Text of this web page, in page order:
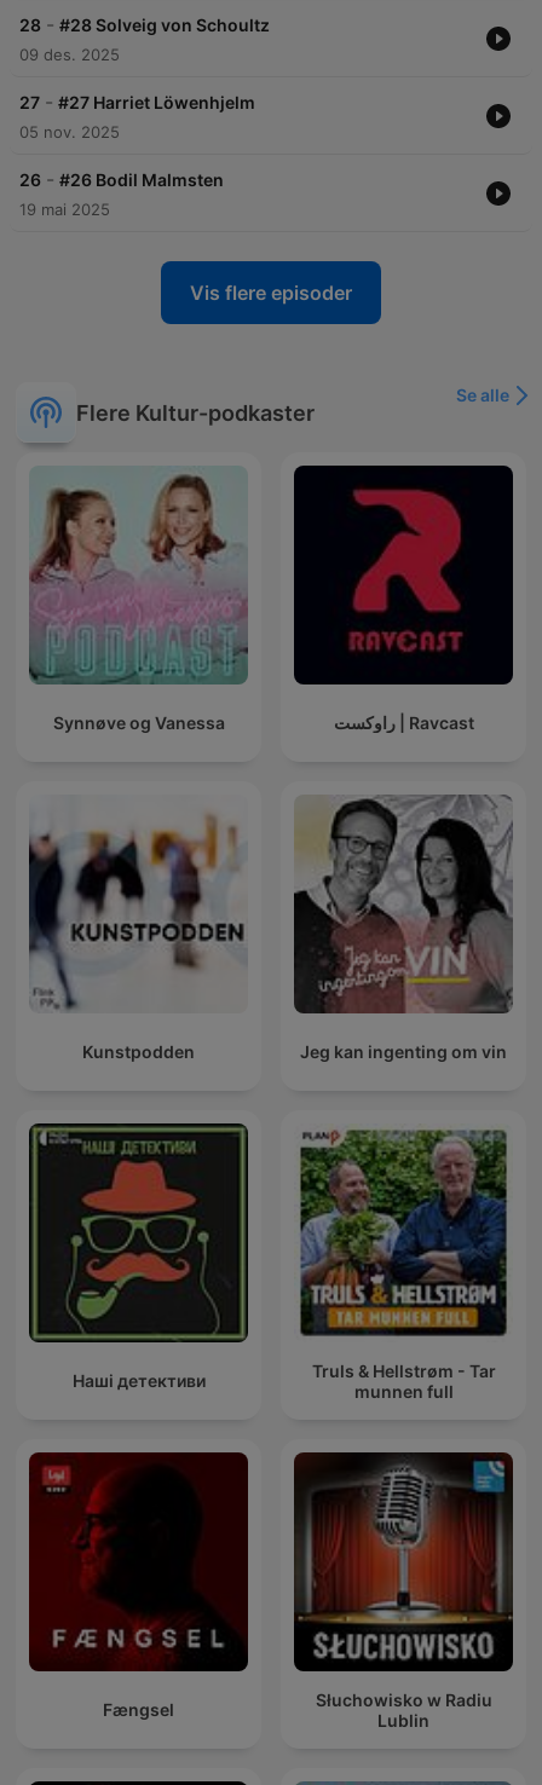
28 - #28 Solveig von Schoultz
09 des. 2025
27 - #27 Harriet Löwenhjelm
05 nov. 2025
26 - #26 Bodil Malmsten
19 mai 2025
Vis flere episoder
Flere Kultur-podkaster
Se alle
Synnøve og Vanessa راوکست | Ravcast
Kunstpodden Jeg kan ingenting om vin
Наші детективи
Truls & Hellstrøm - Tar
munnen full
Fængsel
Słuchowisko w Radiu
Lublin